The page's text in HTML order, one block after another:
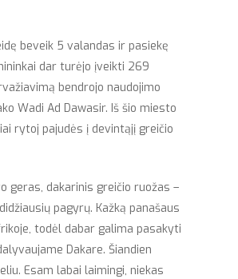
beveik 5 valandas ir pasiekę
dar turėjo įveikti 269
bendrojo naudojimo
Wadi Ad Dawasir. Iš šio miesto
rytoj pajudės į devintąjį greičio
geras, dakarinis greičio ruožas –
pagyrų. Kažką panašaus
todėl dabar galima pasakyti
Dakare. Šiandien
Esam labai laimingi, niekas